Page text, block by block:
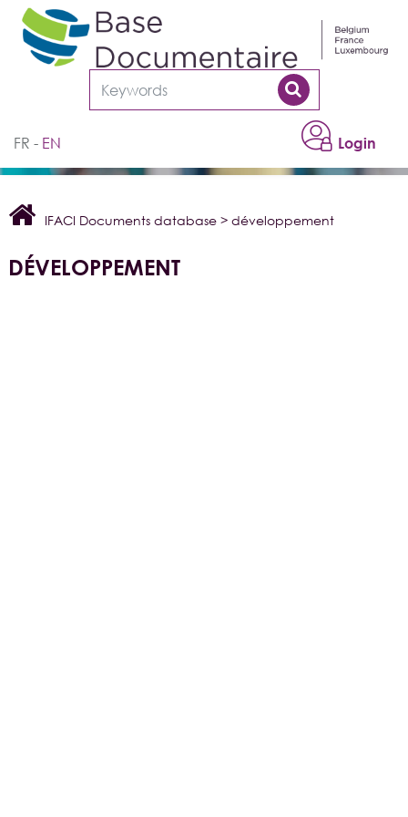
Login
FR EN
IFACI Documents database > développement
DÉVELOPPEMENT
Cookies management panel